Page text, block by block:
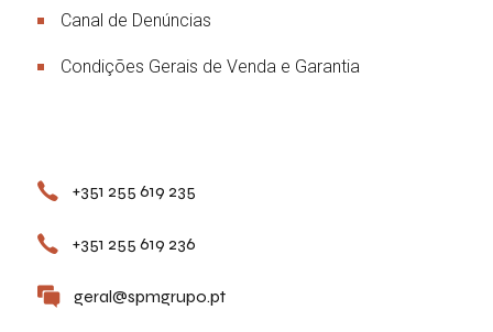
Canal de Denúncias
Condições Gerais de Venda e Garantia
+351 255 619 235
+351 255 619 236
geral@spmgrupo.pt